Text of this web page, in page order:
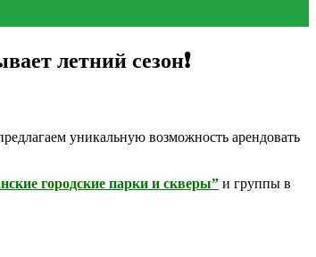
летний сезон❗
уникальную возможность арендовать
городские парки и скверы” и группы в